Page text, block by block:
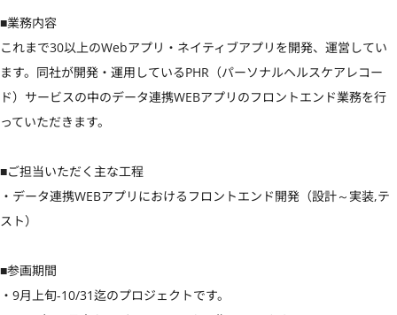
■業務内容
これまで30以上のWebアプリ・ネイティブアプリを開発、運営してい
ます。同社が開発・運用しているPHR（パーソナルヘルスケアレコー
ド）サービスの中のデータ連携WEBアプリのフロントエンド業務を行
っていただきます。
■ご担当いただく主な工程
・データ連携WEBアプリにおけるフロントエンド開発（設計～実装,テ
スト）
■参画期間
・9月上旬-10/31迄のプロジェクトです。